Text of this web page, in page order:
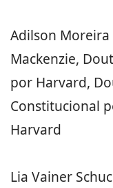
Adilson
Mackenzie,
por Harvard,
Constitucional
Harvard
Lia Vainer